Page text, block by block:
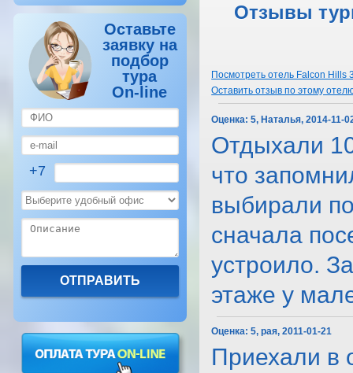
Оставьте
заявку на
подбор
тура
On-line
+7
Отзывы
Посмотреть отель Falcon Hills
Оставить отзыв по этому
Оценка:5, Наталья, 2014-11-
Отдыхали
что
выбирали
сначала
устроило.
этаже у
Оценка:5, рая, 2011-01-21
Приехали в